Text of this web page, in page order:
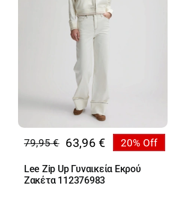
79,95€
Original
price
was:
63,96 €
Η
τρέχουσα
τιμή
20% Off
Lee Zip Up Γυναικεία Εκρού
Ζακέτα 112376983